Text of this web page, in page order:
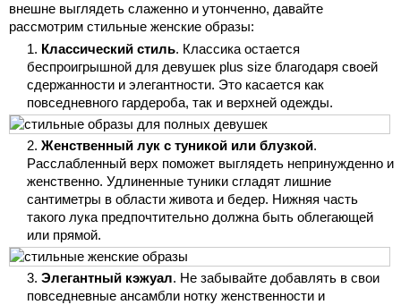
внешне выглядеть слаженно и утонченно, давайте
рассмотрим стильные женские образы:
Классический стиль. Классика остается
беспроигрышной для девушек plus size благодаря своей
сдержанности и элегантности. Это касается как
повседневного гардероба, так и верхней одежды.
Женственный лук с туникой или блузкой.
Расслабленный верх поможет выглядеть непринужденно и
женственно. Удлиненные туники сгладят лишние
сантиметры в области живота и бедер. Нижняя часть
такого лука предпочтительно должна быть облегающей
или прямой.
Элегантный кэжуал. Не забывайте добавлять в свои
повседневные ансамбли нотку женственности и